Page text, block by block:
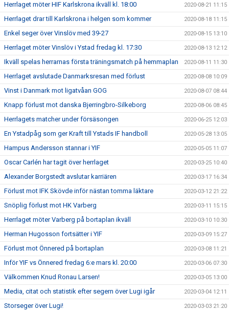
Herrlaget möter HIF Karlskrona ikväll kl. 18:00 2020-08-21 11:15
Herrlaget drar till Karlskrona i helgen som kommer 2020-08-18 11:15
Enkel seger över Vinslöv med 39-27 2020-08-15 13:10
Herrlaget möter Vinslöv i Ystad fredag kl. 17:30 2020-08-13 12:12
Ikväll spelas herrarnas första träningsmatch på hemmaplan 2020-08-11 11:30
Herrlaget avslutade Danmarksresan med förlust 2020-08-08 10:09
Vinst i Danmark mot ligatvåan GOG 2020-08-07 08:44
Knapp förlust mot danska Bjerringbro-Silkeborg 2020-08-06 08:45
Herrlagets matcher under försäsongen 2020-06-25 12:03
En Ystadpåg som ger Kraft till Ystads IF handboll 2020-05-28 13:05
Hampus Andersson stannar i YIF 2020-05-05 11:07
Oscar Carlén har tagit över herrlaget 2020-03-25 10:40
Alexander Borgstedt avslutar karriären 2020-03-17 16:34
Förlust mot IFK Skövde inför nästan tomma läktare 2020-03-12 21:22
Snöplig förlust mot HK Varberg 2020-03-11 15:15
Herrlaget möter Varberg på bortaplan ikväll 2020-03-10 10:30
Herman Hugosson fortsätter i YIF 2020-03-09 15:27
Förlust mot Önnered på bortaplan 2020-03-08 11:21
Inför YIF vs Önnered fredag 6:e mars kl. 20:00 2020-03-06 07:30
Välkommen Knud Ronau Larsen! 2020-03-05 13:00
Media, citat och statistik efter segern över Lugi igår 2020-03-04 12:11
Storseger över Lugi! 2020-03-03 21:20